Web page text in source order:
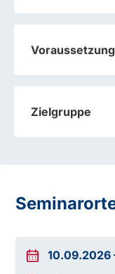
Zielgruppe
10.09.2026